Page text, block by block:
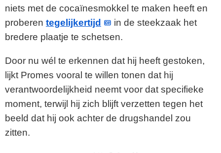
niets met de cocaïnesmokkel te maken heeft en
proberen tegelijkertijd
in de steekzaak het
bredere plaatje te schetsen.
Door nu wél te erkennen dat hij heeft gestoken,
lijkt Promes vooral te willen tonen dat hij
verantwoordelijkheid neemt voor dat specifieke
moment, terwijl hij zich blijft verzetten tegen het
beeld dat hij ook achter de drugshandel zou
zitten.